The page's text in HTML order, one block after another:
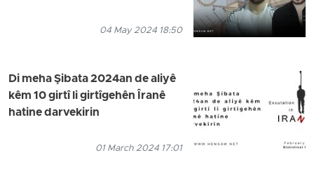
04 May 2024 18:50
Di meha Şibata 2024an de aliyê
kêm 10 girtî li girtîgehên Îranê
hatine darvekirin
01 March 2024 17:01